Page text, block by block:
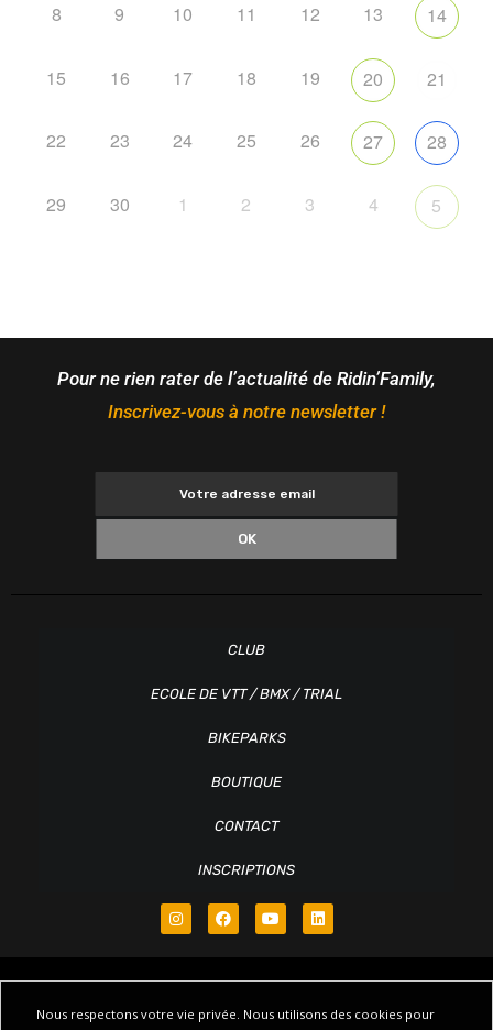
8 9 10 11 12 13 14
15 16 17 18 19 20 21
22 23 24 25 26 27 28
29 30 1 2 3 4 5
Pour ne rien rater de l’actualité de Ridin’Family,
Inscrivez-vous à notre newsletter !
OK
CLUB
ECOLE DE VTT / BMX / TRIAL
BIKEPARKS
BOUTIQUE
CONTACT
INSCRIPTIONS
Nous respectons votre vie privée. Nous utilisons des cookies pour